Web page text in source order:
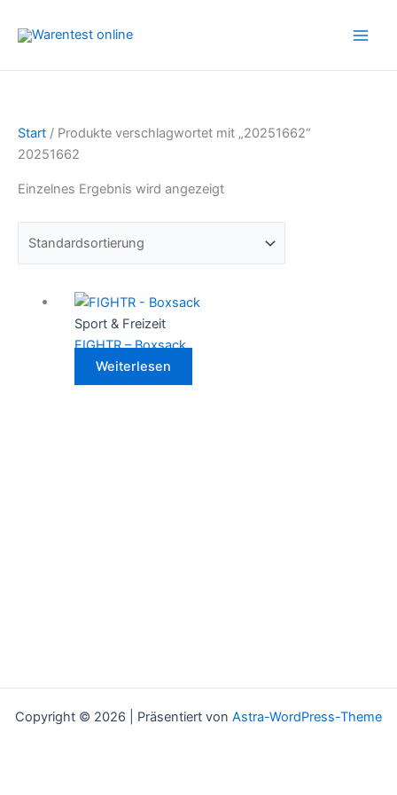
Inhalt
Start / Produkte verschlagwortet mit „20251662“
20251662
Einzelnes Ergebnis wird angezeigt
Sport & Freizeit
FIGHTR – Boxsack
Weiterlesen
Copyright © 2026 | Präsentiert von Astra-WordPress-Theme